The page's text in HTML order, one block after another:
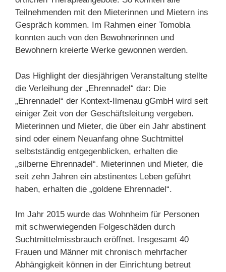
Teilnehmenden mit den Mieterinnen und Mietern ins
Gespräch kommen. Im Rahmen einer Tomobla
konnten auch von den Bewohnerinnen und
Bewohnern kreierte Werke gewonnen werden.
Das Highlight der diesjährigen Veranstaltung stellte
die Verleihung der „Ehrennadel“ dar: Die
„Ehrennadel“ der Kontext-Ilmenau gGmbH wird seit
einiger Zeit von der Geschäftsleitung vergeben.
Mieterinnen und Mieter, die über ein Jahr abstinent
sind oder einem Neuanfang ohne Suchtmittel
selbstständig entgegenblicken, erhalten die
„silberne Ehrennadel“. Mieterinnen und Mieter, die
seit zehn Jahren ein abstinentes Leben geführt
haben, erhalten die „goldene Ehrennadel“.
Im Jahr 2015 wurde das Wohnheim für Personen
mit schwerwiegenden Folgeschäden durch
Suchtmittelmissbrauch eröffnet. Insgesamt 40
Frauen und Männer mit chronisch mehrfacher
Abhängigkeit können in der Einrichtung betreut